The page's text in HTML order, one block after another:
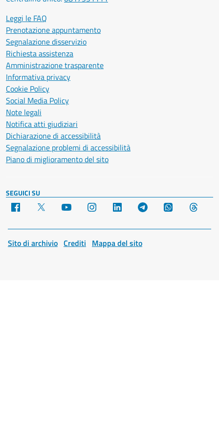
Leggi le FAQ
Prenotazione appuntamento
Segnalazione disservizio
Richiesta assistenza
Amministrazione trasparente
Informativa privacy
Cookie Policy
Social Media Policy
Note legali
Notifica atti giudiziari
Dichiarazione di accessibilità
Segnalazione problemi di accessibilità
Piano di miglioramento del sito
SEGUICI SU
Facebook YouTube Instagram LinkedIn Telegram WhatsApp
Sito di archivio Crediti Mappa del sito